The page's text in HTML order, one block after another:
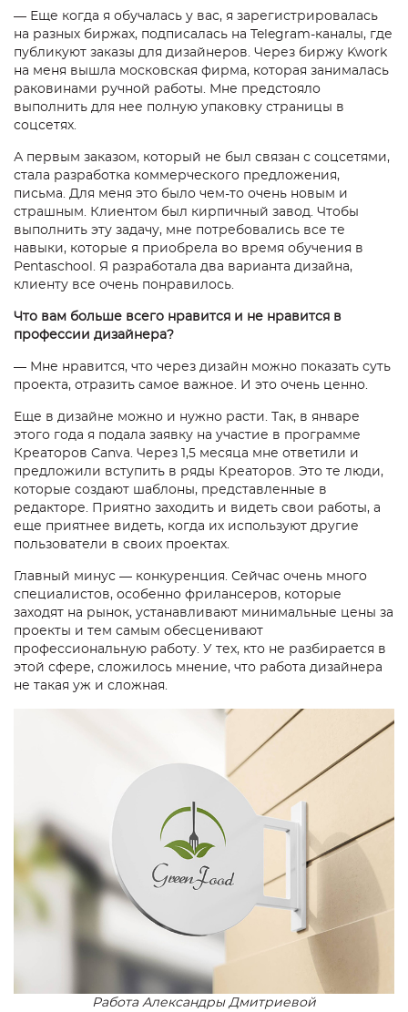
— Еще когда я обучалась у вас, я зарегистрировалась
на разных биржах, подписалась на Telegram-каналы, где
публикуют заказы для дизайнеров. Через биржу Kwork
на меня вышла московская фирма, которая занималась
раковинами ручной работы. Мне предстояло
выполнить для нее полную упаковку страницы в
соцсетях.
А первым заказом, который не был связан с соцсетями,
стала разработка коммерческого предложения,
письма. Для меня это было чем-то очень новым и
страшным. Клиентом был кирпичный завод. Чтобы
выполнить эту задачу, мне потребовались все те
навыки, которые я приобрела во время обучения в
Pentaschool. Я разработала два варианта дизайна,
клиенту все очень понравилось.
Что вам больше всего нравится и не нравится в
профессии дизайнера?
— Мне нравится, что через дизайн можно показать суть
проекта, отразить самое важное. И это очень ценно.
Еще в дизайне можно и нужно расти. Так, в январе
этого года я подала заявку на участие в программе
Креаторов Canva. Через 1,5 месяца мне ответили и
предложили вступить в ряды Креаторов. Это те люди,
которые создают шаблоны, представленные в
редакторе. Приятно заходить и видеть свои работы, а
еще приятнее видеть, когда их используют другие
пользователи в своих проектах.
Главный минус — конкуренция. Сейчас очень много
специалистов, особенно фрилансеров, которые
заходят на рынок, устанавливают минимальные цены за
проекты и тем самым обесценивают
профессиональную работу. У тех, кто не разбирается в
этой сфере, сложилось мнение, что работа дизайнера
не такая уж и сложная.
Работа Александры Дмитриевой